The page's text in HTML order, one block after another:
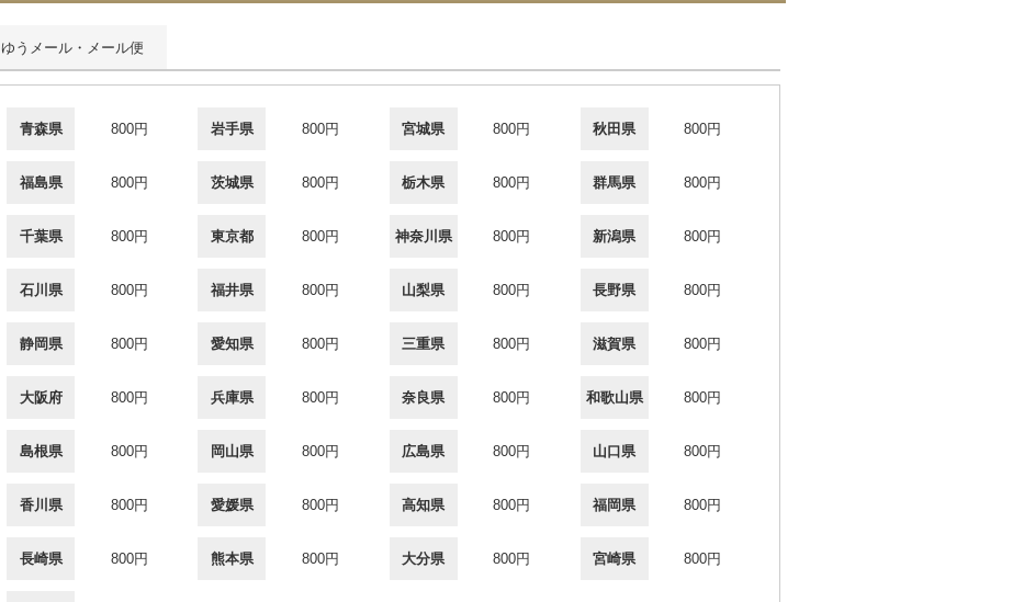
ゆうメール・メール便
青森県 800円 岩手県 800円 宮城県 800円 秋田県 800円
福島県 800円 茨城県 800円 栃木県 800円 群馬県 800円
千葉県 800円 東京都 800円 神奈川県 800円 新潟県 800円
石川県 800円 福井県 800円 山梨県 800円 長野県 800円
静岡県 800円 愛知県 800円 三重県 800円 滋賀県 800円
大阪府 800円 兵庫県 800円 奈良県 800円 和歌山県 800円
島根県 800円 岡山県 800円 広島県 800円 山口県 800円
香川県 800円 愛媛県 800円 高知県 800円 福岡県 800円
長崎県 800円 熊本県 800円 大分県 800円 宮崎県 800円